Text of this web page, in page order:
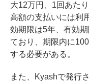
大12万円、1回あた
高額の支払いには利
効期限は5年、有効
ており、期限内に
する必要がある。
また、Kyashで発行